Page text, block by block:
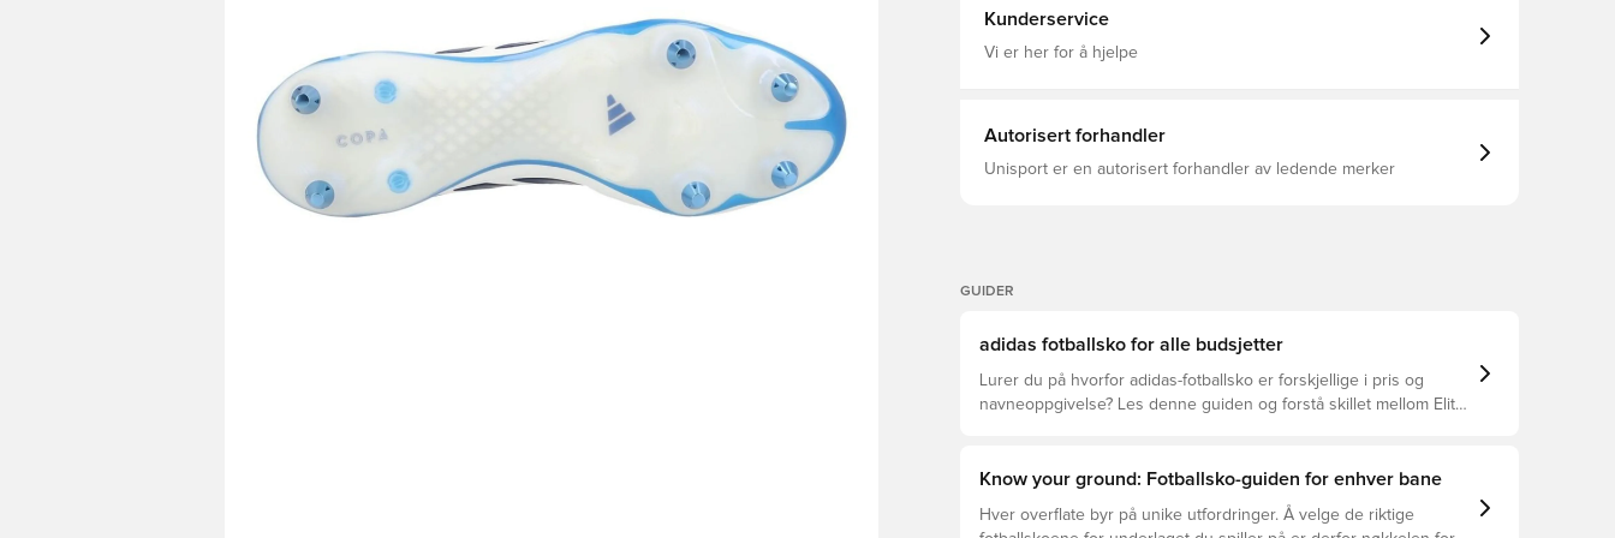
boot.Down below, a lightweight Comfort Frame outsole, featuring
stable while you run the game on wet natural grass. Regular fit
PRIMEKNIT collar
Kunderservice
Vi er her for å hjelpe
Autorisert forhandler
Unisport er en autorisert forhandler av ledende merker
GUIDER
adidas fotballsko for alle budsjetter
Lurer du på hvorfor adidas-fotballsko er forskjellige i pris og
navneoppgivelse? Les denne guiden og forstå skillet mellom Elite,
Know your ground: Fotballsko-guiden for enhver bane
Hver overflate byr på unike utfordringer. Å velge de riktige